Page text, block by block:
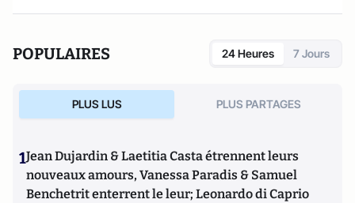
Lattès), La République des imposteurs (L’Archipel), Pilleurs
POPULAIRES 24 Heures 7 Jours
PLUS LUS PLUS PARTAGES
1Jean Dujardin & Laetitia Casta étrennent leurs
nouveaux amours, Vanessa Paradis & Samuel
Benchetrit enterrent le leur; Leonardo di Caprio